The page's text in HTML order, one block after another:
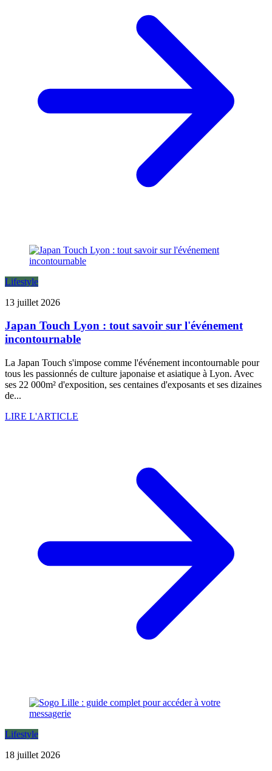
Lifestyle
13 juillet 2026
Japan Touch Lyon : tout savoir sur l'événement
incontournable
La Japan Touch s'impose comme l'événement incontournable pour
tous les passionnés de culture japonaise et asiatique à Lyon. Avec
ses 22 000m² d'exposition, ses centaines d'exposants et ses dizaines
de...
LIRE L'ARTICLE
Lifestyle
18 juillet 2026